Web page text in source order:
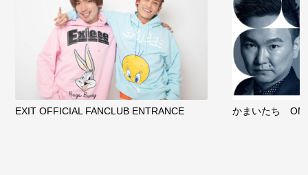
EXIT OFFICIAL FANCLUB ENTRANCE かまいたち